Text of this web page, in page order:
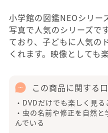
小学館の図鑑NEOシリー
写真で人気のシリーズで
ており、子どもに人気の
くれます。映像としても
この商品に関する
・DVDだけでも楽しく見
・虫の名前や修正を自然
んでいる